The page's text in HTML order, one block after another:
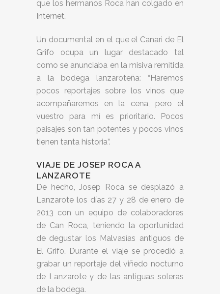
que los hermanos Roca han colgado en
Internet.
Un documental en el que el Canari de El
Grifo ocupa un lugar destacado tal
como se anunciaba en la misiva remitida
a la bodega lanzaroteña: “Haremos
pocos reportajes sobre los vinos que
acompañaremos en la cena, pero el
vuestro para mí es prioritario. Pocos
paisajes son tan potentes y pocos vinos
tienen tanta historia”.
VIAJE DE JOSEP ROCA A
LANZAROTE
De hecho, Josep Roca se desplazó a
Lanzarote los días 27 y 28 de enero de
2013 con un equipo de colaboradores
de Can Roca, teniendo la oportunidad
de degustar los Malvasías antiguos de
El Grifo. Durante el viaje se procedió a
grabar un reportaje del viñedo nocturno
de Lanzarote y de las antiguas soleras
de la bodega.